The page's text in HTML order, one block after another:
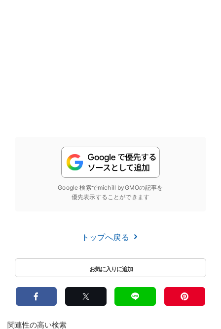
Google 検索でmichill byGMOの記事を
優先表示することができます
トップへ戻る